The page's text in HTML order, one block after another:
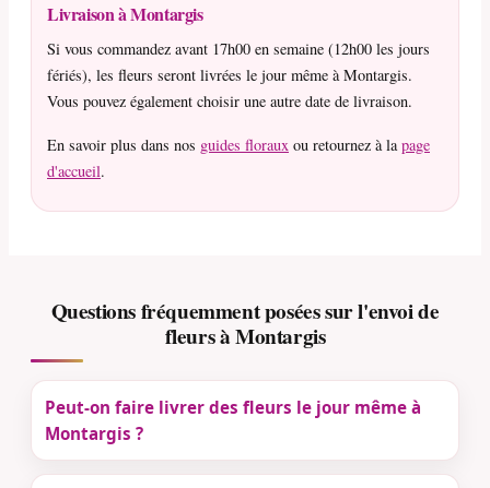
Livraison à Montargis
Si vous commandez avant 17h00 en semaine (12h00 les jours
fériés), les fleurs seront livrées le jour même à Montargis.
Vous pouvez également choisir une autre date de livraison.
En savoir plus dans nos guides floraux ou retournez à lapage
d'accueil.
Questions fréquemment posées sur l'envoi de
fleurs à Montargis
Peut-on faire livrer des fleurs le jour même à
Montargis ?